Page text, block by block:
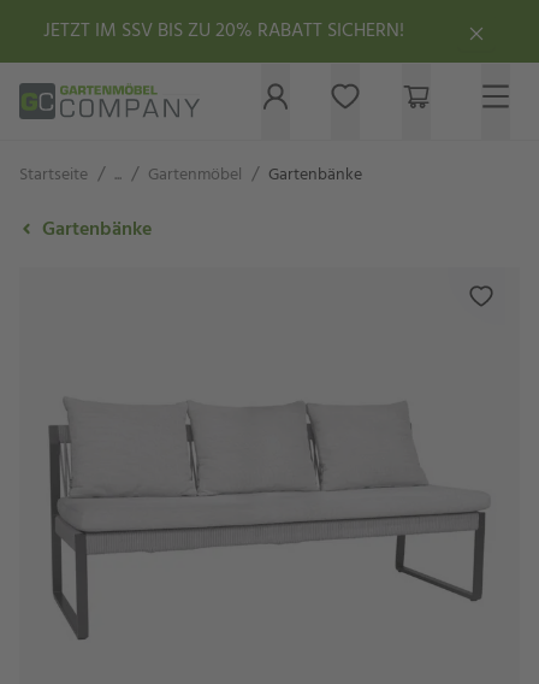
JETZT IM SSV BIS ZU 20% RABATT SICHERN!
Startseite / ... / Gartenmöbel / Gartenbänke
Gartenbänke